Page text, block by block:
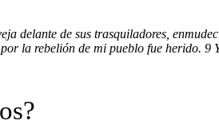
delante de sus trasquiladores,
la rebelión de mi pueblo fue herido. 9